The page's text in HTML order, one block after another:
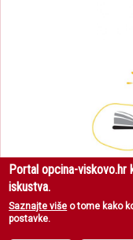
Portal opcina-viskovo.hr
iskustva.
Saznajte više o tome kako
postavke.